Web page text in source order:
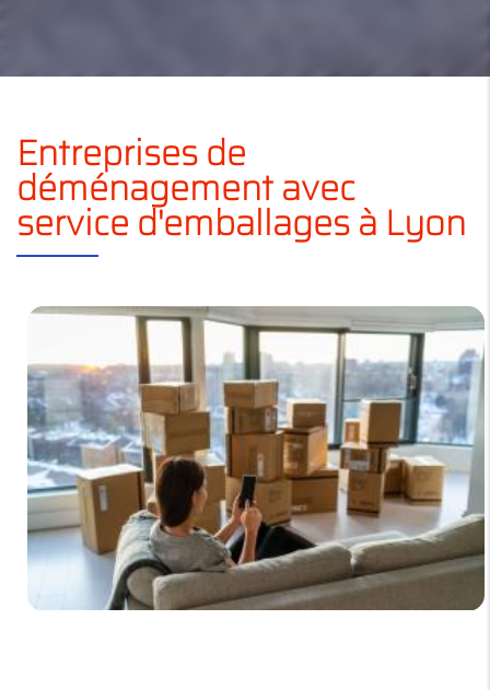
Entreprises de
déménagement avec
service d'emballages à Lyon